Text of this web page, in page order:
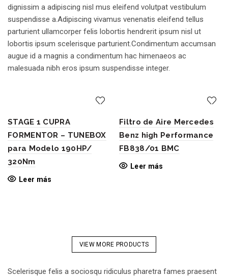
dignissim a adipiscing nisl mus eleifend volutpat vestibulum
suspendisse a.Adipiscing vivamus venenatis eleifend tellus
parturient ullamcorper felis lobortis hendrerit ipsum nisl ut
lobortis ipsum scelerisque parturient.Condimentum accumsan
augue id a magnis a condimentum hac himenaeos ac
malesuada nibh eros ipsum suspendisse integer.
STAGE 1 CUPRA
FORMENTOR – TUNEBOX
para Modelo 190HP/
320Nm
Leer más
Filtro de Aire Mercedes
Benz high Performance
FB838/01 BMC
Leer más
VIEW MORE PRODUCTS
Scelerisque felis a sociosqu ridiculus pharetra fames praesent